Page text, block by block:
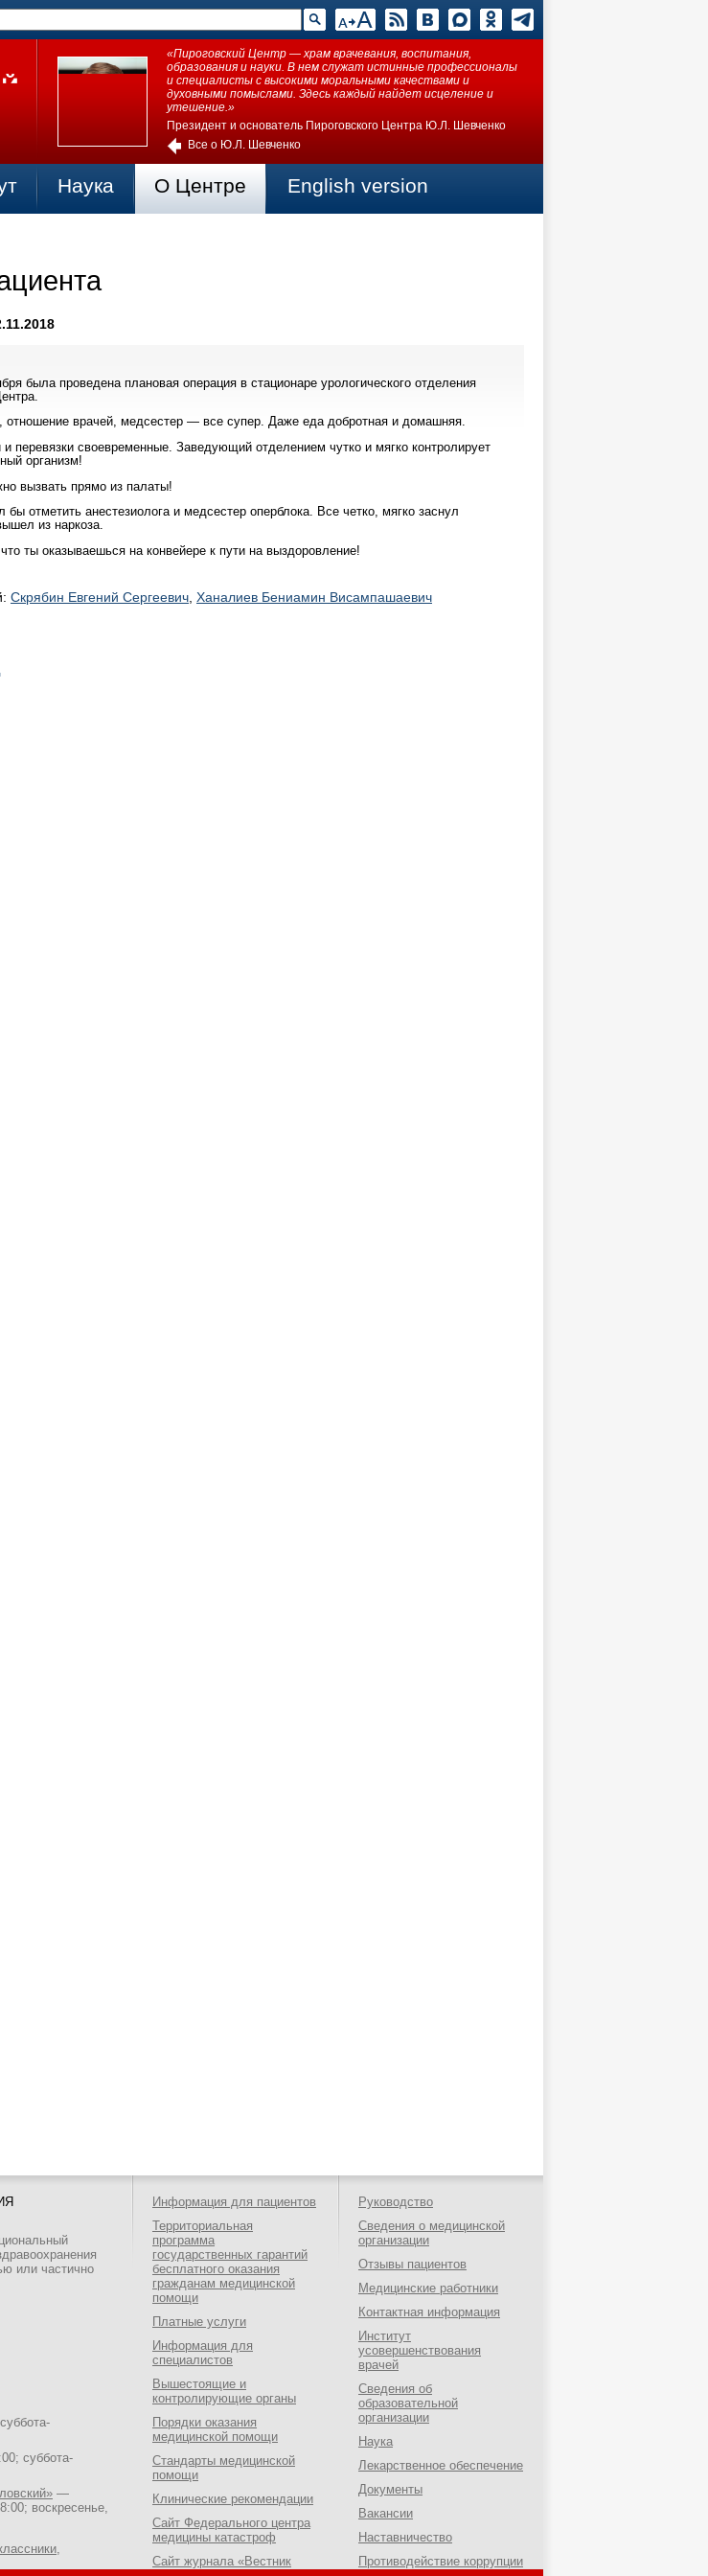
«Пироговский Центр — храм врачевания, воспитания,
образования и науки. В нем служат истинные профессионалы
и специалисты с высокими моральными качествами и
духовными помыслами. Здесь каждый найдет исцеление и
утешение.»
Президент и основатель Пироговского Центра Ю.Л. Шевченко
Все о Ю.Л. Шевченко
Наука О Центре English version
была проведена плановая операция в стационаре урологического отделения
отношение врачей, медсестер — все супер. Даже еда добротная и домашняя.
перевязки своевременные. Заведующий отделением чутко и мягко контролирует
организм!
вызвать прямо из палаты!
бы отметить анестезиолога и медсестер оперблока. Все четко, мягко заснул
из наркоза.
что ты оказываешься на конвейере к пути на выздоровление!
Скрябин Евгений Сергеевич Ханалиев Бениамин Висампашаевич
или частично
суббота-
—
воскресенье,
Информация для пациентов
Территориальная
программа
государственных гарантий
бесплатного оказания
гражданам медицинской
помощи
Платные услуги
Информация для
специалистов
Вышестоящие и
контролирующие органы
Порядки оказания
медицинской помощи
Стандарты медицинской
помощи
Клинические рекомендации
Сайт Федерального центра
медицины катастроф
Сайт журнала «Вестник
Руководство
Сведения о медицинской
организации
Отзывы пациентов
Медицинские работники
Контактная информация
Институт
усовершенствования
врачей
Сведения об
образовательной
организации
Наука
Лекарственное обеспечение
Документы
Вакансии
Наставничество
Противодействие коррупции